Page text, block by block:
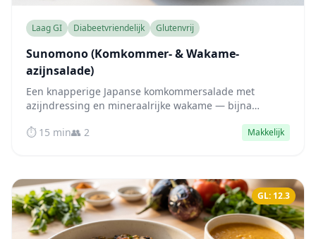
Laag GI Diabeetvriendelijk Glutenvrij
Sunomono (Komkommer- & Wakame-
azijnsalade)
Een knapperige Japanse komkommersalade met
azijndressing en mineraalrijke wakame — bijna
actief bloedsuikerpieken af te vlakken.
⏱️ 15 min👥 2 Makkelijk
GL: 12.3